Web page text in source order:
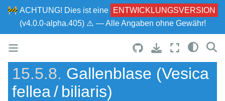
🚧 ACHTUNG! Dies ist eine
ENTWICKLUNGSVERSION
(v4.0.0-alpha.405) ⚠ — Alle Angaben ohne Gewähr!
15.5.8. Gallenblase (Vesica
fellea / biliaris)